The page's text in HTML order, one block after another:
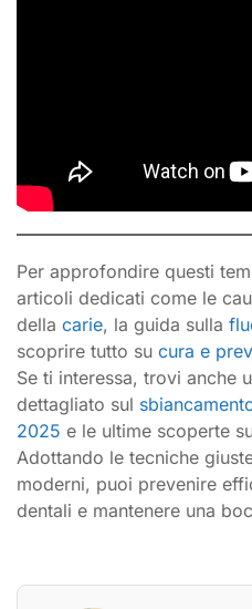
Per approfondire questi
articoli dedicati come le
della carie, la guida sulla
scoprire tutto su cura e
Se ti interessa, trovi anche
dettagliato sul
2025 e le ultime scoperte
Adottando le tecniche
moderni, puoi prevenire
dentali e mantenere una